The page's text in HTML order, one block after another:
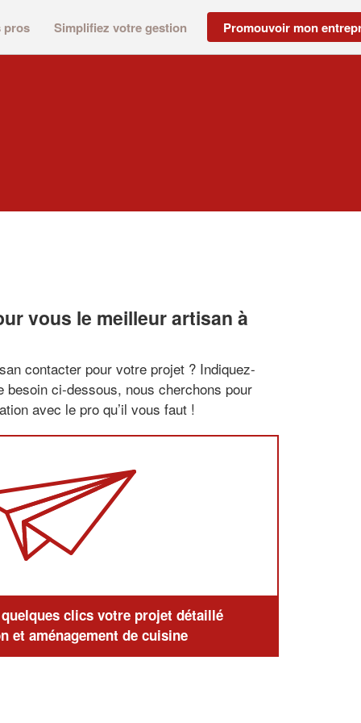
pros Simplifiez votre gestion Promouvoir mon
vous le meilleur artisan à
contacter pour votre projet ? Indiquez-
besoin ci-dessous, nous cherchons pour
avec le pro qu’il vous faut !
clics votre projet détaillé
et aménagement de cuisine